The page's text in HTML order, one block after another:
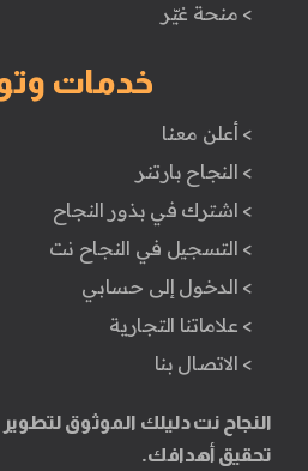
> منحة غيّر
خدمات
> أعلن معنا
> النجاح بارتنر
> اشترك في بذور النجاح
> التسجيل في النجاح نت
> الدخول إلى حسابي
> علاماتنا التجارية
> الاتصال بنا
النجاح نت دليلك الموثوق
تحقيق أهدافك.